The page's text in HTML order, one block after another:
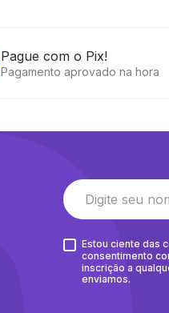
Pague com o Pix!
Pagamento aprovado na hora
Estou ciente das
consentimento
inscrição a
enviamos.